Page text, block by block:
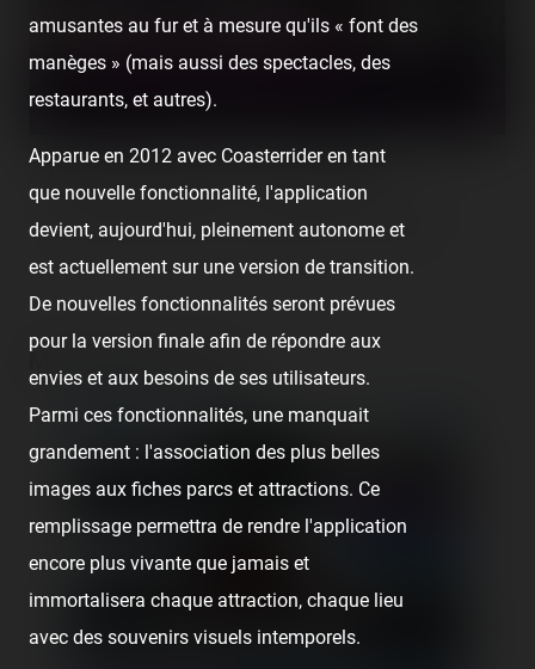
Luna Park Fréjus — 1er août 2020
(inutile) à Cannes : Fréjus. Il faut l'avouer, ici, ça ne rigole…
amusantes au fur et à mesure qu'ils « font des
manèges » (mais aussi des spectacles, des
restaurants, et autres).
Apparue en 2012 avec Coasterrider en tant
que nouvelle fonctionnalité, l'application
devient, aujourd'hui, pleinement autonome et
est actuellement sur une version de transition.
De nouvelles fonctionnalités seront prévues
pour la version finale afin de répondre aux
envies et aux besoins de ses utilisateurs.
Parmi ces fonctionnalités, une manquait
grandement : l'association des plus belles
images aux fiches parcs et attractions. Ce
remplissage permettra de rendre l'application
encore plus vivante que jamais et
immortalisera chaque attraction, chaque lieu
avec des souvenirs visuels intemporels.